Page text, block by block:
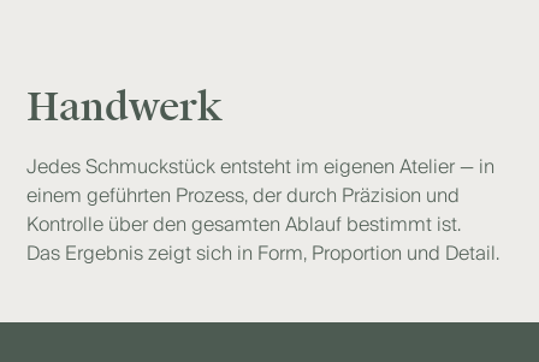
Handwerk
Jedes Schmuckstück entsteht im eigenen Atelier — in
einem geführten Prozess, der durch Präzision und
Kontrolle über den gesamten Ablauf bestimmt ist.
Das Ergebnis zeigt sich in Form, Proportion und Detail.